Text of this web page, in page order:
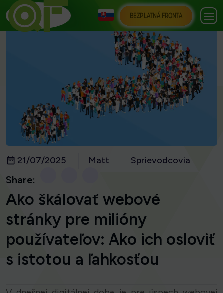
BEZPLATNÁ FRONTA
21/07/2025 Matt Sprievodcovia
Share:
Ako škálovať webové
stránky pre milióny
používateľov: Ako ich osloviť
s istotou a ľahkosťou